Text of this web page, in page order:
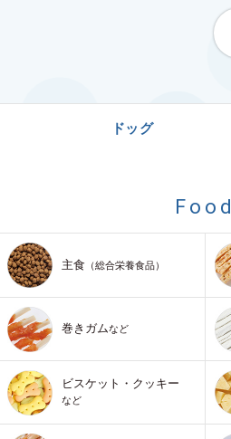
ドッグ
Food
主食 （総合栄養食品）
巻きガムなど
ビスケット・クッキー
など